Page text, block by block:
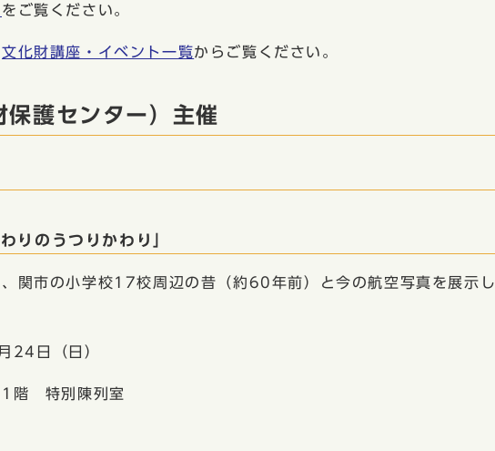
をご覧ください。
文化財講座・イベント一覧からご覧ください。
護センター）主催
りのうつりかわり」
関市の小学校17校周辺の昔（約60年前）と今の航空写真を展示し
日（日）
特別陳列室